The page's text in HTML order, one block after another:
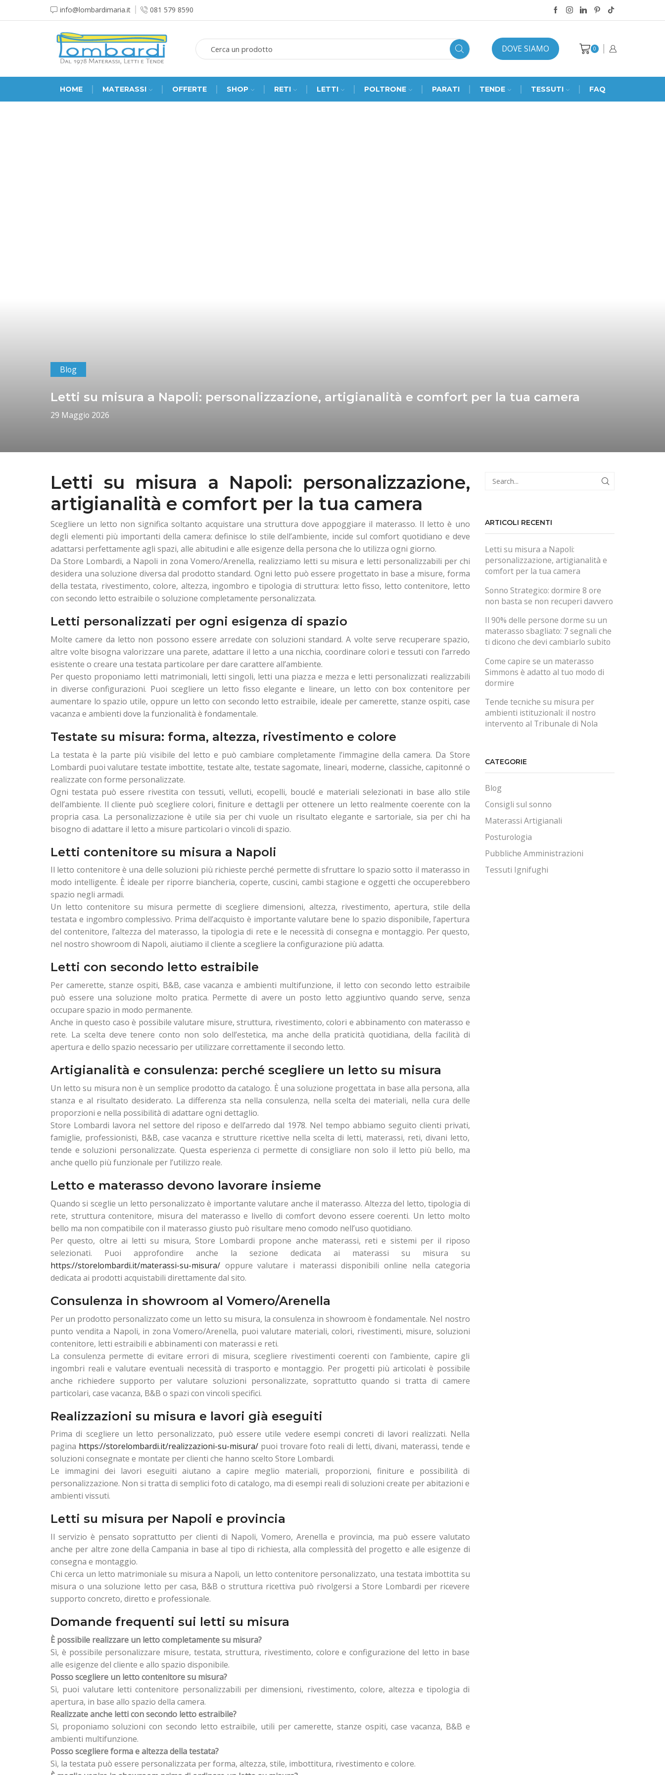
info@lombardimaria.it 081 579 8590
DOVE SIAMO 0
HOME MATERASSI OFFERTE SHOP RETI LETTI POLTRONE PARATI TENDE TESSUTI FAQ
Blog
Letti su misura a Napoli: personalizzazione, artigianalità e comfort per la tua camera
29 Maggio 2026
Letti su misura a Napoli: personalizzazione,
artigianalità e comfort per la tua camera
Scegliere un letto non significa soltanto acquistare una struttura dove appoggiare il materasso. Il letto è uno
degli elementi più importanti della camera: definisce lo stile dell’ambiente, incide sul comfort quotidiano e deve
adattarsi perfettamente agli spazi, alle abitudini e alle esigenze della persona che lo utilizza ogni giorno.
Da Store Lombardi, a Napoli in zona Vomero/Arenella, realizziamo letti su misura e letti personalizzabili per chi
desidera una soluzione diversa dal prodotto standard. Ogni letto può essere progettato in base a misure, forma
della testata, rivestimento, colore, altezza, ingombro e tipologia di struttura: letto fisso, letto contenitore, letto
con secondo letto estraibile o soluzione completamente personalizzata.
Letti personalizzati per ogni esigenza di spazio
Molte camere da letto non possono essere arredate con soluzioni standard. A volte serve recuperare spazio,
altre volte bisogna valorizzare una parete, adattare il letto a una nicchia, coordinare colori e tessuti con l’arredo
esistente o creare una testata particolare per dare carattere all’ambiente.
Per questo proponiamo letti matrimoniali, letti singoli, letti una piazza e mezza e letti personalizzati realizzabili
in diverse configurazioni. Puoi scegliere un letto fisso elegante e lineare, un letto con box contenitore per
aumentare lo spazio utile, oppure un letto con secondo letto estraibile, ideale per camerette, stanze ospiti, case
vacanza e ambienti dove la funzionalità è fondamentale.
Testate su misura: forma, altezza, rivestimento e colore
La testata è la parte più visibile del letto e può cambiare completamente l’immagine della camera. Da Store
Lombardi puoi valutare testate imbottite, testate alte, testate sagomate, lineari, moderne, classiche, capitonné o
realizzate con forme personalizzate.
Ogni testata può essere rivestita con tessuti, velluti, ecopelli, bouclé e materiali selezionati in base allo stile
dell’ambiente. Il cliente può scegliere colori, finiture e dettagli per ottenere un letto realmente coerente con la
propria casa. La personalizzazione è utile sia per chi vuole un risultato elegante e sartoriale, sia per chi ha
bisogno di adattare il letto a misure particolari o vincoli di spazio.
Letti contenitore su misura a Napoli
Il letto contenitore è una delle soluzioni più richieste perché permette di sfruttare lo spazio sotto il materasso in
modo intelligente. È ideale per riporre biancheria, coperte, cuscini, cambi stagione e oggetti che occuperebbero
spazio negli armadi.
Un letto contenitore su misura permette di scegliere dimensioni, altezza, rivestimento, apertura, stile della
testata e ingombro complessivo. Prima dell’acquisto è importante valutare bene lo spazio disponibile, l’apertura
del contenitore, l’altezza del materasso, la tipologia di rete e le necessità di consegna e montaggio. Per questo,
nel nostro showroom di Napoli, aiutiamo il cliente a scegliere la configurazione più adatta.
Letti con secondo letto estraibile
Per camerette, stanze ospiti, B&B, case vacanza e ambienti multifunzione, il letto con secondo letto estraibile
può essere una soluzione molto pratica. Permette di avere un posto letto aggiuntivo quando serve, senza
occupare spazio in modo permanente.
Anche in questo caso è possibile valutare misure, struttura, rivestimento, colori e abbinamento con materasso e
rete. La scelta deve tenere conto non solo dell’estetica, ma anche della praticità quotidiana, della facilità di
apertura e dello spazio necessario per utilizzare correttamente il secondo letto.
Artigianalità e consulenza: perché scegliere un letto su misura
Un letto su misura non è un semplice prodotto da catalogo. È una soluzione progettata in base alla persona, alla
stanza e al risultato desiderato. La differenza sta nella consulenza, nella scelta dei materiali, nella cura delle
proporzioni e nella possibilità di adattare ogni dettaglio.
Store Lombardi lavora nel settore del riposo e dell’arredo dal 1978. Nel tempo abbiamo seguito clienti privati,
famiglie, professionisti, B&B, case vacanza e strutture ricettive nella scelta di letti, materassi, reti, divani letto,
tende e soluzioni personalizzate. Questa esperienza ci permette di consigliare non solo il letto più bello, ma
anche quello più funzionale per l’utilizzo reale.
Letto e materasso devono lavorare insieme
Quando si sceglie un letto personalizzato è importante valutare anche il materasso. Altezza del letto, tipologia di
rete, struttura contenitore, misura del materasso e livello di comfort devono essere coerenti. Un letto molto
bello ma non compatibile con il materasso giusto può risultare meno comodo nell’uso quotidiano.
Per questo, oltre ai letti su misura, Store Lombardi propone anche materassi, reti e sistemi per il riposo
selezionati. Puoi approfondire anche la sezione dedicata ai materassi su misura su
https://storelombardi.it/materassi-su-misura/ oppure valutare i materassi disponibili online nella categoria
dedicata ai prodotti acquistabili direttamente dal sito.
Consulenza in showroom al Vomero/Arenella
Per un prodotto personalizzato come un letto su misura, la consulenza in showroom è fondamentale. Nel nostro
punto vendita a Napoli, in zona Vomero/Arenella, puoi valutare materiali, colori, rivestimenti, misure, soluzioni
contenitore, letti estraibili e abbinamenti con materassi e reti.
La consulenza permette di evitare errori di misura, scegliere rivestimenti coerenti con l’ambiente, capire gli
ingombri reali e valutare eventuali necessità di trasporto e montaggio. Per progetti più articolati è possibile
anche richiedere supporto per valutare soluzioni personalizzate, soprattutto quando si tratta di camere
particolari, case vacanza, B&B o spazi con vincoli specifici.
Realizzazioni su misura e lavori già eseguiti
Prima di scegliere un letto personalizzato, può essere utile vedere esempi concreti di lavori realizzati. Nella
pagina https://storelombardi.it/realizzazioni-su-misura/puoi trovare foto reali di letti, divani, materassi, tende e
soluzioni consegnate e montate per clienti che hanno scelto Store Lombardi.
Le immagini dei lavori eseguiti aiutano a capire meglio materiali, proporzioni, finiture e possibilità di
personalizzazione. Non si tratta di semplici foto di catalogo, ma di esempi reali di soluzioni create per abitazioni e
ambienti vissuti.
Letti su misura per Napoli e provincia
Il servizio è pensato soprattutto per clienti di Napoli, Vomero, Arenella e provincia, ma può essere valutato
anche per altre zone della Campania in base al tipo di richiesta, alla complessità del progetto e alle esigenze di
consegna e montaggio.
Chi cerca un letto matrimoniale su misura a Napoli, un letto contenitore personalizzato, una testata imbottita su
misura o una soluzione letto per casa, B&B o struttura ricettiva può rivolgersi a Store Lombardi per ricevere
supporto concreto, diretto e professionale.
Domande frequenti sui letti su misura
È possibile realizzare un letto completamente su misura?
Sì, è possibile personalizzare misure, testata, struttura, rivestimento, colore e configurazione del letto in base
alle esigenze del cliente e allo spazio disponibile.
Posso scegliere un letto contenitore su misura?
Sì, puoi valutare letti contenitore personalizzabili per dimensioni, rivestimento, colore, altezza e tipologia di
apertura, in base allo spazio della camera.
Realizzate anche letti con secondo letto estraibile?
Sì, proponiamo soluzioni con secondo letto estraibile, utili per camerette, stanze ospiti, case vacanza, B&B e
ambienti multifunzione.
Posso scegliere forma e altezza della testata?
Sì, la testata può essere personalizzata per forma, altezza, stile, imbottitura, rivestimento e colore.
CERCA
ARTICOLI RECENTI
Letti su misura a Napoli:
personalizzazione, artigianalità e
comfort per la tua camera
Sonno Strategico: dormire 8 ore
non basta se non recuperi davvero
Il 90% delle persone dorme su un
materasso sbagliato: 7 segnali che
ti dicono che devi cambiarlo subito
Come capire se un materasso
Simmons è adatto al tuo modo di
dormire
Tende tecniche su misura per
ambienti istituzionali: il nostro
intervento al Tribunale di Nola
CATEGORIE
Blog
Consigli sul sonno
Materassi Artigianali
Posturologia
Pubbliche Amministrazioni
Tessuti Ignifughi